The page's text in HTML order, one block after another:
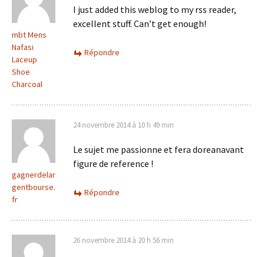
mbt Mens
Nafasi
Laceup
Shoe
Charcoal
I just added this weblog to my rss reader,
excellent stuff. Can’t get enough!
Répondre
gagnerdelar
gentbourse.
fr
24 novembre 2014 à 10 h 49 min
Le sujet me passionne et fera doreanavant
figure de reference !
Répondre
26 novembre 2014 à 20 h 56 min